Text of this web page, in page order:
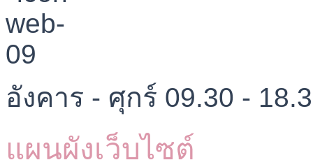
อังคาร - ศุกร์ 09.30 -
แผนผังเว็บไซต์